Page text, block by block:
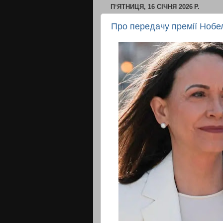
ПʼЯТНИЦЯ, 16 СІЧНЯ 2026 Р.
Про передачу премії